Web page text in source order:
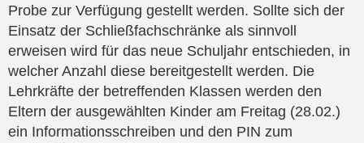
Probe zur Verfügung gestellt werden. Sollte sich der
Einsatz der Schließfachschränke als sinnvoll
erweisen wird für das neue Schuljahr entschieden, in
welcher Anzahl diese bereitgestellt werden. Die
Lehrkräfte der betreffenden Klassen werden den
Eltern der ausgewählten Kinder am Freitag (28.02.)
ein Informationsschreiben und den PIN zum